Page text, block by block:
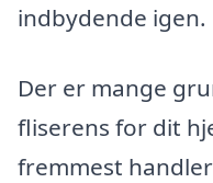
indbydende igen.
Der er mange
fliserens for dit
fremmest